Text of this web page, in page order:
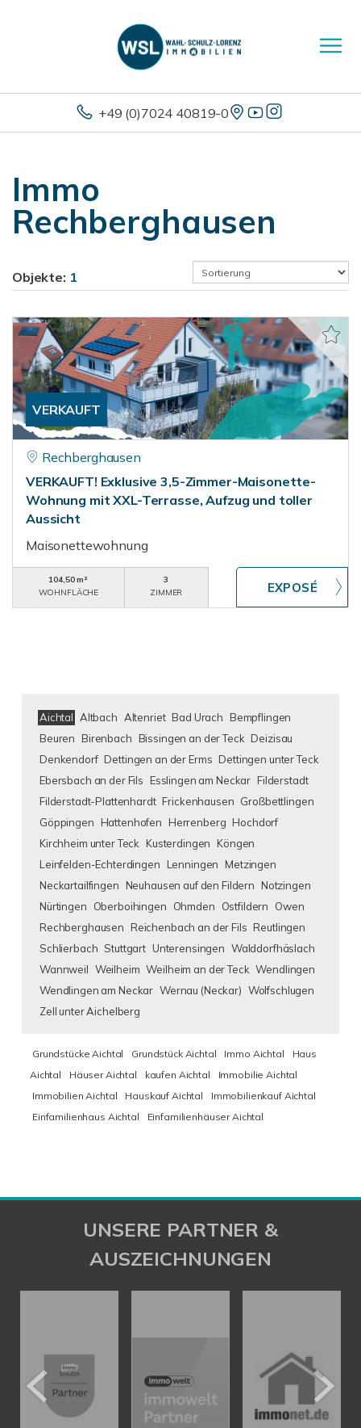
+49 (0)7024 40819-0
Immo
Rechberghausen
Objekte: 1
VERKAUFT
Rechberghausen
VERKAUFT! Exklusive 3,5-Zimmer-Maisonette-
Wohnung mit XXL-Terrasse, Aufzug und toller
Aussicht
Maisonettewohnung
104,50 m²
WOHNFLÄCHE
3
ZIMMER
Aichtal Altbach Altenriet Bad Urach
Bempflingen
Beuren
Birenbach Bissingen an der Teck Deizisau
Denkendorf Dettingen an der Erms Dettingen unter Teck
Ebersbach an der Fils
Esslingen am Neckar Filderstadt
Filderstadt-Plattenhardt Frickenhausen Großbettlingen
Göppingen
Hattenhofen Herrenberg Hochdorf
Kirchheim unter Teck
Kusterdingen
Köngen
Leinfelden-Echterdingen
Lenningen
Metzingen
Neckartailfingen
Neuhausen auf den Fildern
Notzingen
Nürtingen
Oberboihingen Ohmden Ostfildern
Owen
Rechberghausen
Reichenbach an der Fils Reutlingen
Schlierbach Stuttgart Unterensingen Walddorfhäslach
Wannweil Weilheim Weilheim an der Teck Wendlingen
Wendlingen am Neckar Wernau (Neckar) Wolfschlugen
Zell unter Aichelberg
Grundstücke Aichtal Grundstück Aichtal Immo Aichtal
Haus
Aichtal
Häuser Aichtal kaufen Aichtal
Immobilie Aichtal
Immobilien Aichtal
Hauskauf Aichtal
Immobilienkauf Aichtal
Einfamilienhaus Aichtal
Einfamilienhäuser Aichtal
UNSERE PARTNER &
AUSZEICHNUNGEN